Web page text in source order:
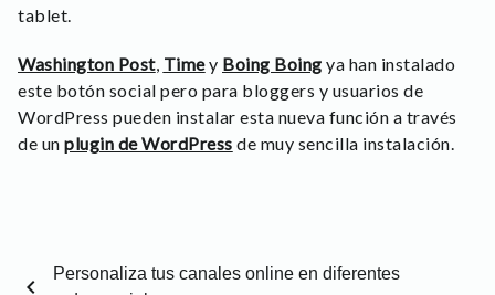
tablet.
Washington Post, Timey Boing Boing ya han instalado
este botón social pero para bloggers y usuarios de
WordPress pueden instalar esta nueva función a través
de un plugin de WordPress de muy sencilla instalación.
chevron_left
Personaliza tus canales online en diferentes